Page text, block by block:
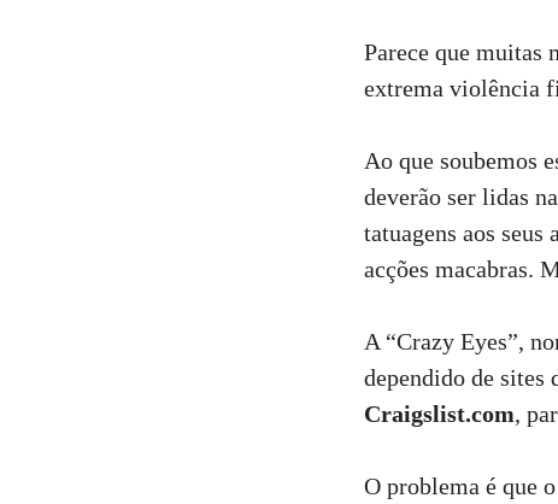
Parece que muitas
extrema violência
Ao que soubemos
deverão ser lidas
tatuagens aos
acções macabras.
A “Crazy Eyes”,
dependido de sites
Craigslist.com,
O problema é que